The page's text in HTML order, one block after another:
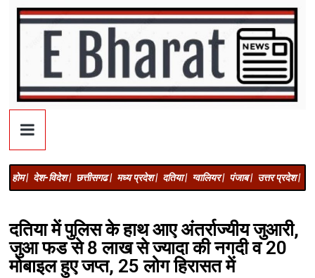
होम | देश-विदेश | छत्तीसगढ | मध्य प्रदेश | दतिया | ग्वालियर | पंजाब | उत्तर प्रदेश |
दतिया में पुलिस के हाथ आए अंतर्राज्यीय जुआरी,
जुआ फड से 8 लाख से ज्यादा की नगदी व 20
मोबाइल हुए जप्त, 25 लोग हिरासत में